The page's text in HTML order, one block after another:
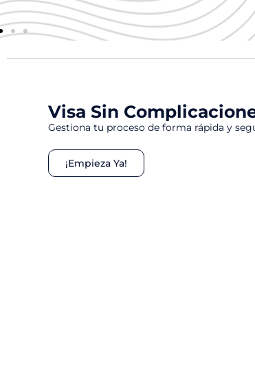
Visa Sin
Gestiona tu proceso de forma rápida y
¡Empieza Ya!